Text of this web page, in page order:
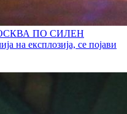
ПО СИЛЕН
на експлозија, се појави